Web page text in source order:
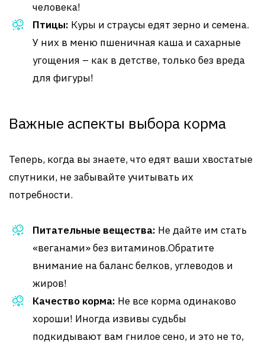
человека!
Птицы: Куры и страусы едят зерно и семена.
У них в меню пшеничная каша и сахарные
угощения – как в детстве, только без вреда
для фигуры!
Важные аспекты выбора корма
Теперь, когда вы знаете, что едят ваши хвостатые
спутники, не забывайте учитывать их
потребности.
Питательные вещества: Не дайте им стать
«веганами» без витаминов.Обратите
внимание на баланс белков, углеводов и
жиров!
Качество корма: Не все корма одинаково
хороши! Иногда извивы судьбы
подкидывают вам гнилое сено, и это не то,